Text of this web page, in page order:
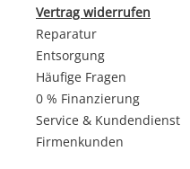
Vertrag widerrufen
Reparatur
Entsorgung
Häufige Fragen
0 % Finanzierung
Service & Kundendienst
Firmenkunden